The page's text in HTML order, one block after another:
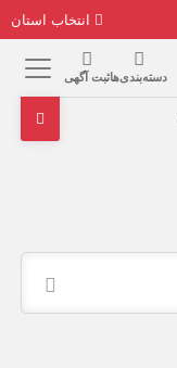
دسته‌بندی‌هاثبت آگهی